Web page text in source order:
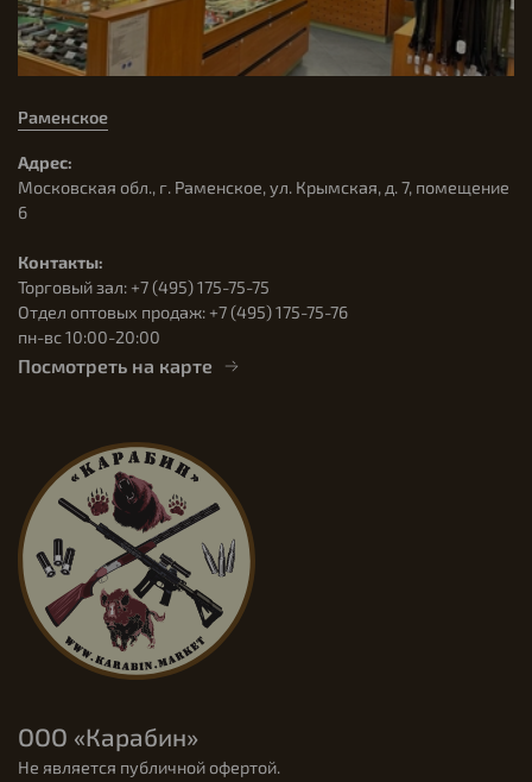
Раменское
Адрес:
Московская обл., г. Раменское, ул. Крымская, д. 7, помещение
6
Контакты:
Торговый зал: +7 (495) 175-75-75
Отдел оптовых продаж: +7 (495) 175-75-76
пн-вс 10:00-20:00
Посмотреть на карте
ООО «Карабин»
Не является публичной офертой.